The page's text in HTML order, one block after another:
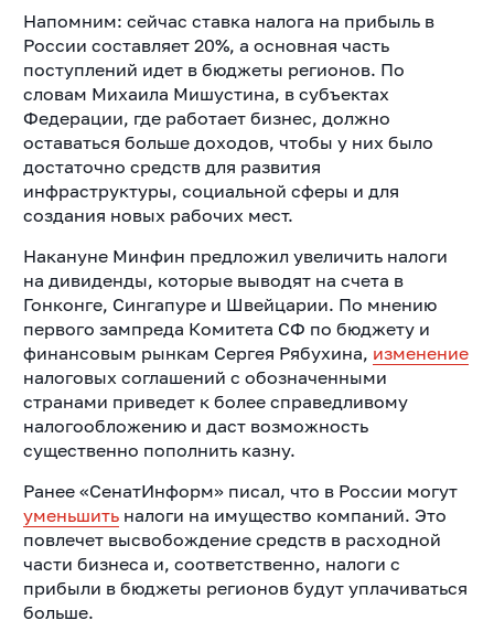
Напомним: сейчас ставка налога на прибыль в
России составляет 20%, а основная часть
поступлений идет в бюджеты регионов. По
словам Михаила Мишустина, в субъектах
Федерации, где работает бизнес, должно
оставаться больше доходов, чтобы у них было
достаточно средств для развития
инфраструктуры, социальной сферы и для
создания новых рабочих мест.
Накануне Минфин предложил увеличить налоги
на дивиденды, которые выводят на счета в
Гонконге, Сингапуре и Швейцарии. По мнению
первого зампреда Комитета СФ по бюджету и
финансовым рынкам Сергея Рябухина, изменение
налоговых соглашений с обозначенными
странами приведет к более справедливому
налогообложению и даст возможность
существенно пополнить казну.
Ранее «СенатИнформ» писал, что в России могут
уменьшитьналоги на имущество компаний. Это
повлечет высвобождение средств в расходной
части бизнеса и, соответственно, налоги с
прибыли в бюджеты регионов будут уплачиваться
больше.